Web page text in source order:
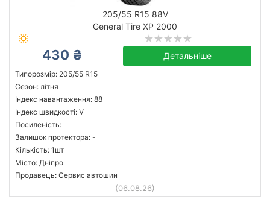
205/55 R15 88V
General Tire XP 2000
430 ₴ Детальніше
Типорозмір: 205/55 R15
Сезон: літня
Індекс навантаження: 88
Індекс швидкості: V
Посиленість:
Залишок протектора: -
Кількість: 1шт
Місто: Дніпро
Продавець: Сервис автошин
(06.08.26)